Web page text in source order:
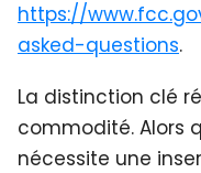
https://
asked-questions.
La distinction clé
commodité. Alors
nécessite une